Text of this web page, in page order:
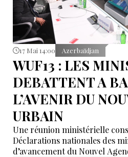
17 Mai 14:00 Azerbaïdjan
WUF13 : LES
DEBATTENT A
L’AVENIR DU
URBAIN
Une réunion ministérielle
Déclarations nationales des
d’avancement du Nouvel